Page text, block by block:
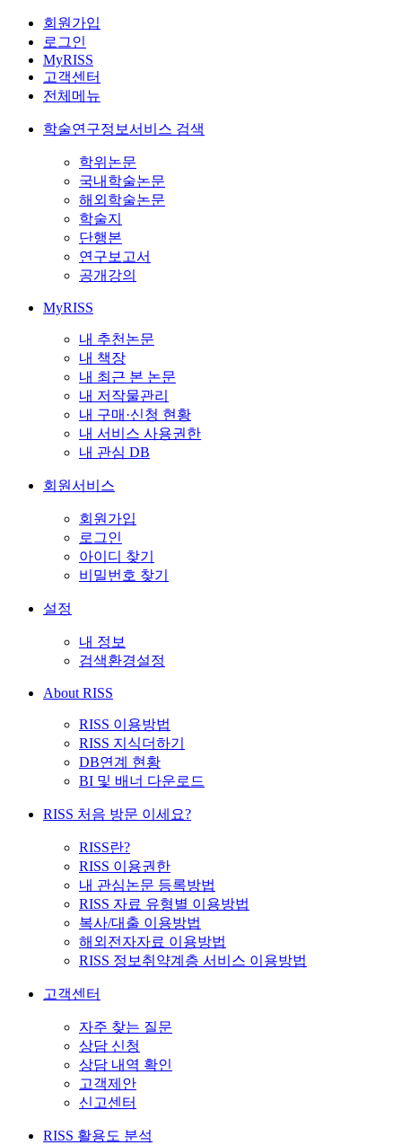
회원가입
로그인
MyRISS
고객센터
전체메뉴
학술연구정보서비스 검색
학위논문
국내학술논문
해외학술논문
학술지
단행본
연구보고서
공개강의
MyRISS
내 추천논문
내 책장
내 최근 본 논문
내 저작물관리
내 구매·신청 현황
내 서비스 사용권한
내 관심 DB
회원서비스
회원가입
로그인
아이디 찾기
비밀번호 찾기
설정
내 정보
검색환경설정
About RISS
RISS 이용방법
RISS 지식더하기
DB연계 현황
BI 및 배너 다운로드
RISS 처음 방문 이세요?
RISS란?
RISS 이용권한
내 관심논문 등록방법
RISS 자료 유형별 이용방법
복사/대출 이용방법
해외전자자료 이용방법
RISS 정보취약계층 서비스 이용방법
고객센터
자주 찾는 질문
상담 신청
상담 내역 확인
고객제안
신고센터
RISS 활용도 분석